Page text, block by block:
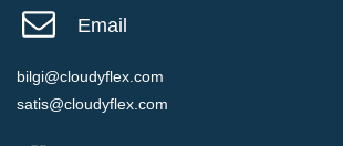
Email
bilgi@cloudyflex.com
satis@cloudyflex.com